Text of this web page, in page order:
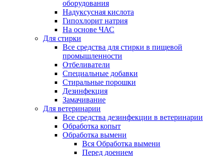
оборудования
Надуксусная кислота
Гипохлорит натрия
На основе ЧАС
Для стирки
Все средства для стирки в пищевой
промышленности
Отбеливатели
Специальные добавки
Стиральные порошки
Дезинфекция
Замачивание
Для ветеринарии
Все средства дезинфекции в ветеринарии
Обработка копыт
Обработка вымени
Вся Обработка вымени
Перед доением